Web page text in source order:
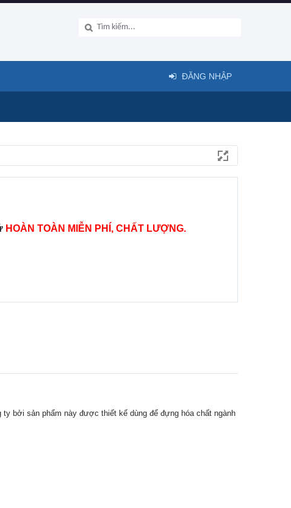
HOÀN TOÀN MIỄN PHÍ, CHẤT LƯỢNG.
bởi sản phẩm này được thiết kế dùng để đựng hóa chất ngành
ĐĂNG NHẬP